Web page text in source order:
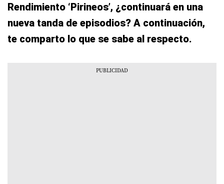
Rendimiento ‘Pirineos’, ¿continuará en una
nueva tanda de episodios? A continuación,
te comparto lo que se sabe al respecto.